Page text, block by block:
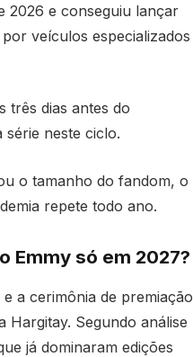
2026 e conseguiu lançar
veículos especializados
três dias antes do
série neste ciclo.
o tamanho do fandom, o
repete todo ano.
Emmy só em 2027?
a cerimônia de premiação
Hargitay. Segundo análise
já dominaram edições